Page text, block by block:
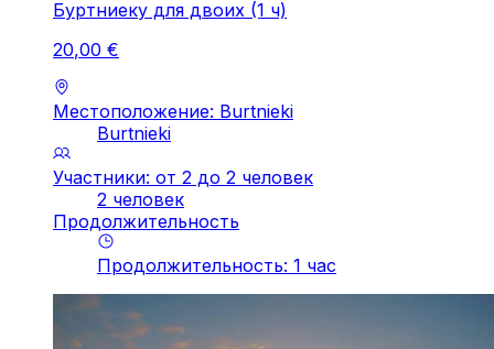
Буртниеку для двоих (1 ч)
20,00 €
Местоположение: Burtnieki
Burtnieki
Участники: от 2 до 2 человек
2 человек
Продолжительность
Продолжительность: 1 час